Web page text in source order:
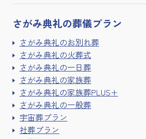
さがみ典礼の葬儀プラン
さがみ典礼のお別れ葬
さがみ典礼の火葬式
さがみ典礼の一日葬
さがみ典礼の家族葬
さがみ典礼の家族葬PLUS+
さがみ典礼の一般葬
宇宙葬プラン
社葬プラン